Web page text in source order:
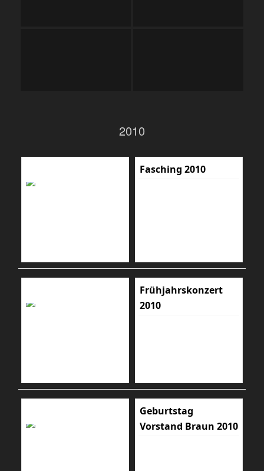
2010
Fasching 2010
Frühjahrskonzert
2010
Geburtstag
Vorstand Braun 2010